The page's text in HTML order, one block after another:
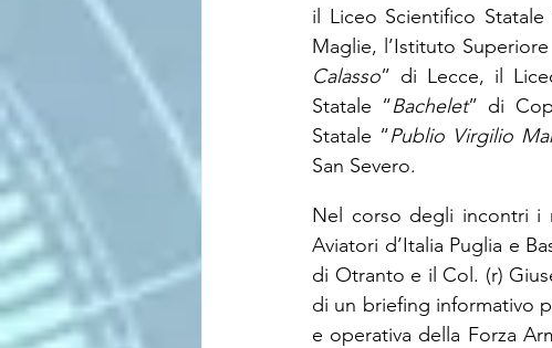
il Liceo Scientifico Statale
Maglie, l’Istituto Superiore
Calasso” di Lecce, il
Statale “Bachelet” di
Statale “Publio Virgilio
San Severo.
Nel corso degli incontri i
Aviatori d’Italia Puglia e
di Otranto e il Col. (r)
di un briefing informativo
e operativa della Forza